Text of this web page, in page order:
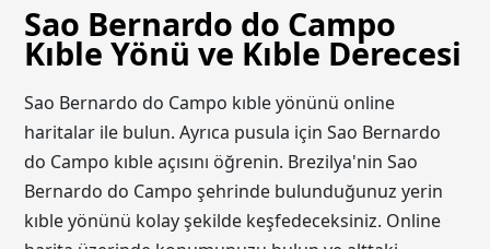
Sao Bernardo do Campo
Kıble Yönü ve Kıble Derecesi
Sao Bernardo do Campo kıble yönünü online
haritalar ile bulun. Ayrıca pusula için Sao Bernardo
do Campo kıble açısını öğrenin. Brezilya'nin Sao
Bernardo do Campo şehrinde bulunduğunuz yerin
kıble yönünü kolay şekilde keşfedeceksiniz. Online